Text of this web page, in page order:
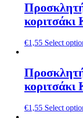
κοριτσάκι
€1,55 Select
κοριτσάκι
€1,55 Select